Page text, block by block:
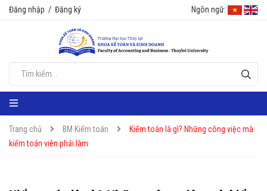
Đăng nhập / Đăng ký Ngôn ngữ:
Trang chủ BM Kiểm toán
Kiểm toán là gì? Những công việc mà
kiểm toán viên phải làm